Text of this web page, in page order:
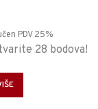
PDV 25%
28 bodova!